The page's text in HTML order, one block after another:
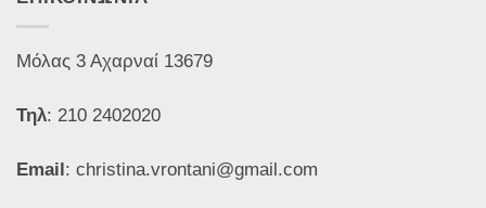
Μόλας 3 Αχαρναί 13679
Τηλ: 210 2402020
Email: christina.vrontani@gmail.com